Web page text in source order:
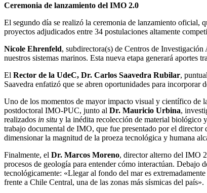
Ceremonia de lanzamiento del IMO 2.0
El segundo día se realizó la ceremonia de lanzamiento
proyectos adjudicados entre 34 postulaciones altamente
Nicole Ehrenfeld, subdirectora(s) de Centros de
nuestros sistemas marinos. Esta nueva etapa generará
El Rector de la UdeC, Dr. Carlos Saavedra Rubilar,
Saavedra enfatizó que se abren oportunidades para
Uno de los momentos de mayor impacto visual y científico de
postdoctoral IMO-PUC, junto al Dr. Mauricio Urbina,
realizados in situ y la inédita recolección de material biológico
trabajo documental de IMO, que fue presentado por el director
dimensionar la magnitud de la proeza tecnológica y humana
Finalmente, el Dr. Marcos Moreno, director alterno del IMO
procesos de geología para entender cómo interactúan. Debajo
tecnológicamente: «Llegar al fondo del mar es
frente a Chile Central, una de las zonas más sísmicas del país».